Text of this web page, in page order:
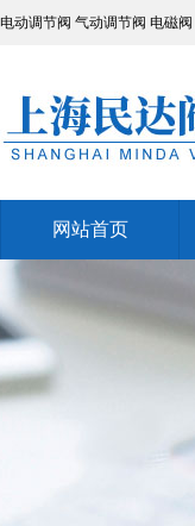
电动调节阀 气动调节阀 电磁阀
网站首页
网站首页